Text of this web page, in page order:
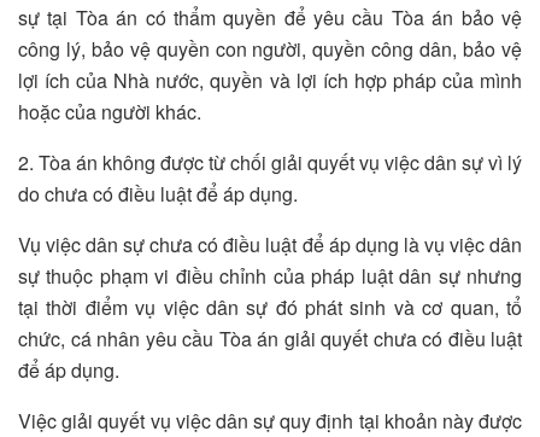
sự tại Tòa án có thẩm quyền để yêu cầu Tòa án bảo vệ
công lý, bảo vệ quyền con người, quyền công dân, bảo vệ
lợi ích của Nhà nước, quyền và lợi ích hợp pháp của mình
hoặc của người khác.
2. Tòa án không được từ chối giải quyết vụ việc dân sự vì lý
do chưa có điều luật để áp dụng.
Vụ việc dân sự chưa có điều luật để áp dụng là vụ việc dân
sự thuộc phạm vi điều chỉnh của pháp luật dân sự nhưng
tại thời điểm vụ việc dân sự đó phát sinh và cơ quan, tổ
chức, cá nhân yêu cầu Tòa án giải quyết chưa có điều luật
để áp dụng.
Việc giải quyết vụ việc dân sự quy định tại khoản này được